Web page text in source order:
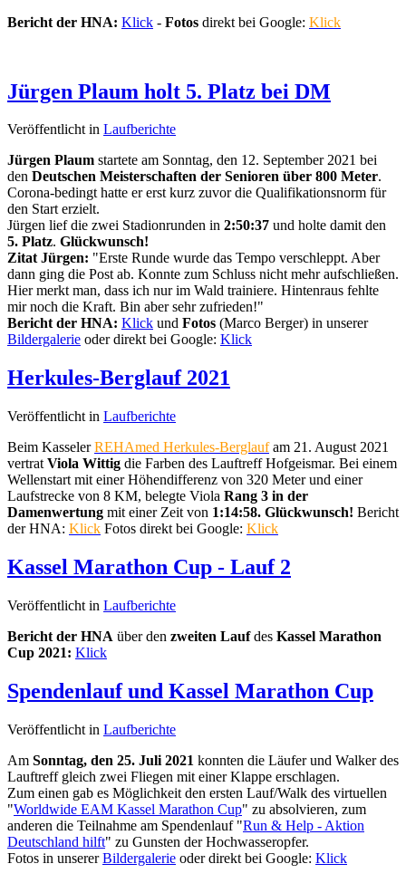
Bericht der HNA: Klick - Fotos direkt bei Google: Klick
Jürgen Plaum holt 5. Platz bei DM
Veröffentlicht in Laufberichte
Jürgen Plaum startete am Sonntag, den 12. September 2021 bei
den Deutschen Meisterschaften der Senioren über 800 Meter.
Corona-bedingt hatte er erst kurz zuvor die Qualifikationsnorm für
den Start erzielt.
Jürgen lief die zwei Stadionrunden in 2:50:37 und holte damit den
5. Platz. Glückwunsch!
Zitat Jürgen: "Erste Runde wurde das Tempo verschleppt. Aber
dann ging die Post ab. Konnte zum Schluss nicht mehr aufschließen.
Hier merkt man, dass ich nur im Wald trainiere. Hintenraus fehlte
mir noch die Kraft. Bin aber sehr zufrieden!"
Bericht der HNA: Klick und Fotos (Marco Berger) in unserer
Bildergalerie oder direkt bei Google: Klick
Herkules-Berglauf 2021
Veröffentlicht in Laufberichte
Beim KasselerREHAmed Herkules-Berglaufam 21. August 2021
vertrat Viola Wittig die Farben des Lauftreff Hofgeismar. Bei einem
Wellenstart mit einer Höhendifferenz von 320 Meter und einer
Laufstrecke von 8 KM, belegte Viola Rang 3 in der
Damenwertung mit einer Zeit von 1:14:58. Glückwunsch! Bericht
der HNA: Klick Fotos direkt bei Google: Klick
Kassel Marathon Cup - Lauf 2
Veröffentlicht in Laufberichte
Bericht der HNA über den zweiten Laufdes Kassel Marathon
Cup 2021: Klick
Spendenlauf und Kassel Marathon Cup
Veröffentlicht in Laufberichte
Am Sonntag, den 25. Juli 2021 konnten die Läufer und Walker des
Lauftreff gleich zwei Fliegen mit einer Klappe erschlagen.
Zum einen gab es Möglichkeit den ersten Lauf/Walk des virtuellen
"Worldwide EAM Kassel Marathon Cup" zu absolvieren, zum
anderen die Teilnahme am Spendenlauf "Run & Help - Aktion
Deutschland hilft" zu Gunsten der Hochwasseropfer.
Fotos in unsererBildergalerie oder direkt bei Google: Klick